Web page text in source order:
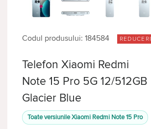
Codul produsului: 184584 REDUCERI
Telefon Xiaomi Redmi
Note 15 Pro 5G 12/512GB
Glacier Blue
Toate versiunile Xiaomi Redmi Note 15 Pro